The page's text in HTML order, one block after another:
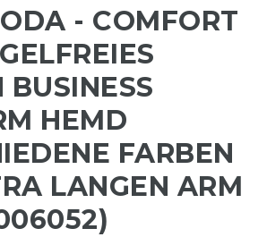
- COMFORT
BUSINESS
HEMD
FARBEN
LANGEN ARM